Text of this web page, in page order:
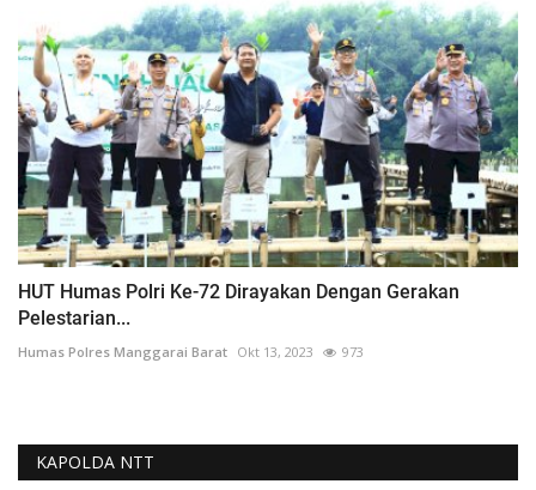
HUT Humas Polri Ke-72 Dirayakan Dengan Gerakan
Pelestarian...
Humas Polres Manggarai Barat Okt 13, 2023 973
KAPOLDA NTT